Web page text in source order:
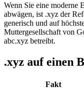
Wenn Sie eine moderne
abwägen, ist .xyz der
generisch und auf
Muttergesellschaft von
abc.xyz betreibt.
.xyz auf einen
Fakt